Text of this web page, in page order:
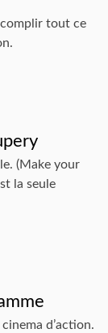
tout ce
(Make your
la seule
d’action.